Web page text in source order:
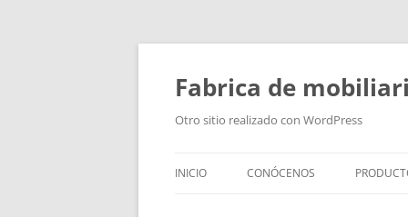
Fabrica de
Otro sitio realizado con WordPress
INICIO CONÓCENOS